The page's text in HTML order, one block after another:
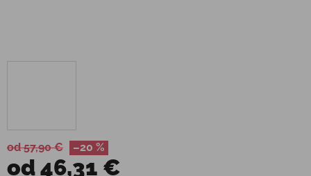
od 57,90 € –20 %
od46,31 €